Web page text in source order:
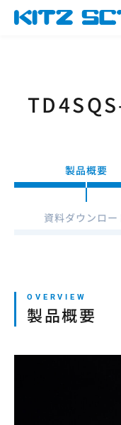
TOP
会員登録
製品概要
資料ダウンロー
製品概要